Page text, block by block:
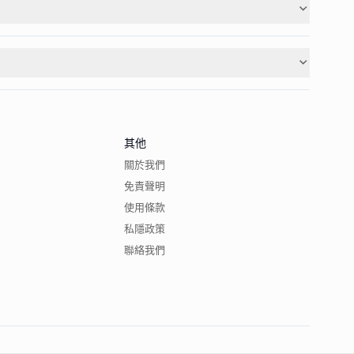
其他
關於我們
免責聲明
使用條款
私隱政策
聯絡我們